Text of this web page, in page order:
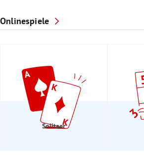
Onlinespiele
Solitaer